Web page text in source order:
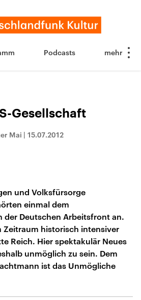
Podcasts
Gesellschaft
Mai | 15.07.2012
und Volksfürsorge
einmal dem
der Deutschen Arbeitsfront an.
Zeitraum historisch intensiver
Reich. Hier spektakulär Neues
unmöglich zu sein. Dem
ist das Unmögliche